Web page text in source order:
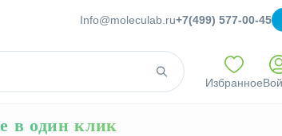
Info@moleculab.ru+7(499) 577-00-45
Избранное
в один клик